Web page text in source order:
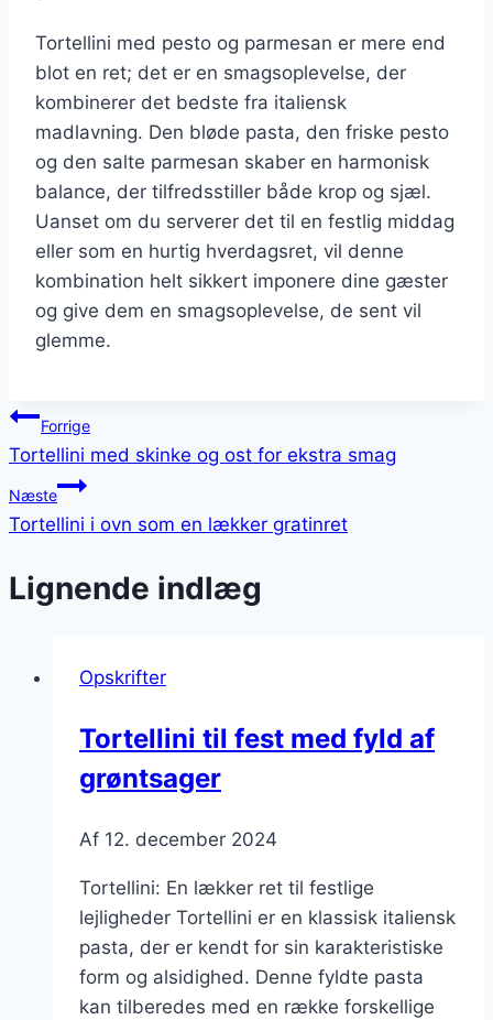
Tortellini med pesto og parmesan er mere end
blot en ret; det er en smagsoplevelse, der
kombinerer det bedste fra italiensk
madlavning. Den bløde pasta, den friske pesto
og den salte parmesan skaber en harmonisk
balance, der tilfredsstiller både krop og sjæl.
Uanset om du serverer det til en festlig middag
eller som en hurtig hverdagsret, vil denne
kombination helt sikkert imponere dine gæster
og give dem en smagsoplevelse, de sent vil
glemme.
Indlægsnavigation
Forrige
Tortellini med skinke og ost for ekstra smag
Næste
Tortellini i ovn som en lækker gratinret
Lignende indlæg
Opskrifter
Tortellini til fest med fyld af
grøntsager
Af 12. december 2024
Tortellini: En lækker ret til festlige
lejligheder Tortellini er en klassisk italiensk
pasta, der er kendt for sin karakteristiske
form og alsidighed. Denne fyldte pasta
kan tilberedes med en række forskellige